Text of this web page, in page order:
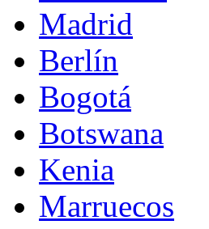
Madrid
Berlín
Bogotá
Botswana
Kenia
Marruecos